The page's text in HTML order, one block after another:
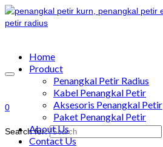
0
Search for:
Home
Product
Penangkal Petir Radius
Kabel Penangkal Petir
Aksesoris Penangkal Petir
Paket Penangkal Petir
About Us
Contact Us